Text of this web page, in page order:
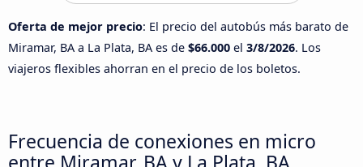
Oferta de mejor precio: El precio del autobús más barato de
Miramar, BA a La Plata, BA es de $66.000 el 3/8/2026. Los
viajeros flexibles ahorran en el precio de los boletos.
Frecuencia de conexiones en micro